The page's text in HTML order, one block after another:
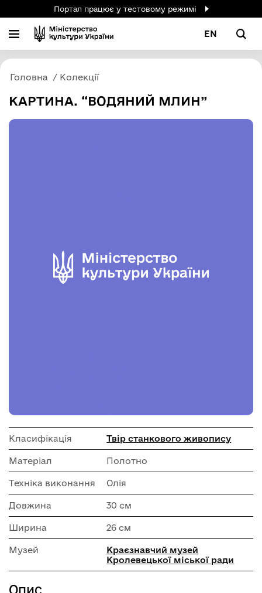
Портал працює у тестовому режимі
EN
Головна Колекції
КАРТИНА. “ВОДЯНИЙ МЛИН”
Класифікація Твір станкового живопису
Матеріал Полотно
Техніка виконання Олія
Довжина 30 см
Ширина 26 см
Музей
Краєзнавчий музей
Кролевецької міської ради
Опис